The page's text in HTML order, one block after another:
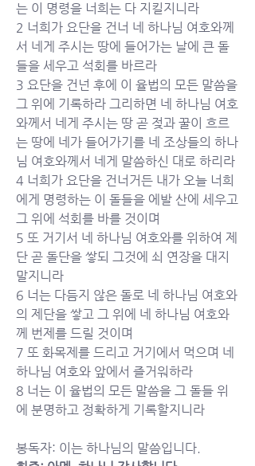
는 이 명령을 너희는 다 지킬지니라
2 너희가 요단을 건너 네 하나님 여호와께
서 네게 주시는 땅에 들어가는 날에 큰 돌
들을 세우고 석회를 바르라
3 요단을 건넌 후에 이 율법의 모든 말씀을
그 위에 기록하라 그리하면 네 하나님 여호
와께서 네게 주시는 땅 곧 젖과 꿀이 흐르
는 땅에 네가 들어가기를 네 조상들의 하나
님 여호와께서 네게 말씀하신 대로 하리라
4 너희가 요단을 건너거든 내가 오늘 너희
에게 명령하는 이 돌들을 에발 산에 세우고
그 위에 석회를 바를 것이며
5 또 거기서 네 하나님 여호와를 위하여 제
단 곧 돌단을 쌓되 그것에 쇠 연장을 대지
말지니라
6 너는 다듬지 않은 돌로 네 하나님 여호와
의 제단을 쌓고 그 위에 네 하나님 여호와
께 번제를 드릴 것이며
7 또 화목제를 드리고 거기에서 먹으며 네
하나님 여호와 앞에서 즐거워하라
8 너는 이 율법의 모든 말씀을 그 돌들 위
에 분명하고 정확하게 기록할지니라
봉독자: 이는 하나님의 말씀입니다.